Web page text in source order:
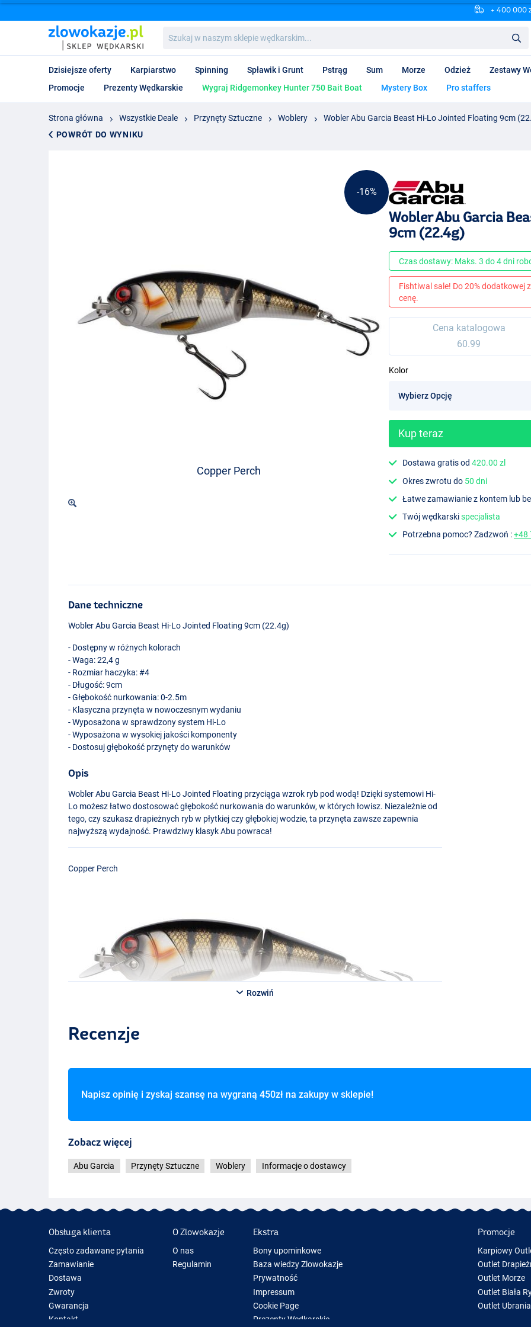
+ 400 000
w
naszym
wędkarskim...
Dzisiejsze oferty Karpiarstwo Spinning Spławik i Grunt Pstrąg Sum Morze Odzież Zestawy
Promocje
Prezenty Wędkarskie Wygraj Ridgemonkey Hunter 750 Bait Boat Mystery Box Pro staffers
Strona główna Wszystkie Deale Przynęty Sztuczne Woblery
Wobler Abu Garcia Beast Hi-Lo Jointed Floating 9cm
POWRÓT DO WYNIKU
Copper Perch
Firetiger
-16%
Wobler Abu Garcia
9cm (22.4g)
Czas dostawy: Maks. 3 do 4 dni
Fishtiwal sale! Do 20% dodatkowej
cenę.
Cena katalogowa
60.99
Kolor
Kup teraz
Dostawa gratis od420.00 zl
Okres zwrotu do 50 dni
Łatwe zamawianie z kontem lub
Twój wędkarskispecjalista
Potrzebna pomoc? Zadzwoń :+48
Dane techniczne
Wobler Abu Garcia Beast Hi-Lo Jointed Floating 9cm (22.4g)
- Dostępny w różnych kolorach
- Waga: 22,4 g
- Rozmiar haczyka: #4
- Długość: 9cm
- Głębokość nurkowania: 0-2.5m
- Klasyczna przynęta w nowoczesnym wydaniu
- Wyposażona w sprawdzony system Hi-Lo
- Wyposażona w wysokiej jakości komponenty
- Dostosuj głębokość przynęty do warunków
Opis
Wobler Abu Garcia Beast Hi-Lo Jointed Floating przyciąga wzrok ryb pod wodą! Dzięki systemowi Hi-
Lo możesz łatwo dostosować głębokość nurkowania do warunków, w których łowisz. Niezależnie od
tego, czy szukasz drapieżnych ryb w płytkiej czy głębokiej wodzie, ta przynęta zawsze zapewnia
najwyższą wydajność. Prawdziwy klasyk Abu powraca!
Copper Perch
Rozwiń
Recenzje
Napisz opinię i zyskaj szansę na wygraną 450zł na zakupy w sklepie!
Zobacz więcej
Abu Garcia Przynęty Sztuczne Woblery Informacje o dostawcy
Obsługa klienta
Często zadawane pytania
Zamawianie
Dostawa
Zwroty
Gwarancja
Kontakt
O Zlowokazje
O nas
Regulamin
Ekstra
Bony upominkowe
Baza wiedzy Zlowokazje
Prywatność
Impressum
Cookie Page
Prezenty Wędkarskie
Promocje
Karpiowy
Outlet
Outlet Morze
Outlet Biała
Outlet Ubrania